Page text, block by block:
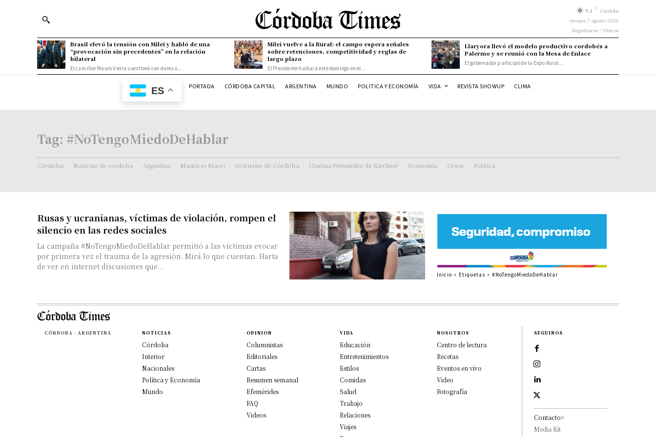
9.1 C Córdoba
viernes 7 agosto 2026
Registrarse / Unirse
Brasil elevó la tensión con Milei y habló de una
“provocación sin precedentes” en la relación
bilateral
El canciller Mauro Vieira cuestionó con dureza...
Milei vuelve a la Rural: el campo espera señales
sobre retenciones, competitividad y reglas de
largo plazo
El Presidente hablará este domingo en el...
Llaryora llevó el modelo productivo cordobés a
Palermo y se reunió con la Mesa de Enlace
El gobernador participó de la Expo Rural...
ES PORTADA CÓRDOBA CAPITAL ARGENTINA MUNDO POLITICA Y ECONOMÍA VIDA REVISTA SHOWUP CLIMA
Tag: #NoTengoMiedoDeHablar
Córdoba Noticias de cordoba Argentina Mauricio Macri Gobierno de Córdoba Cristina Fernandez de Kirchner Economía Crisis Politica
Rusas y ucranianas, víctimas de violación, rompen el
silencio en las redes sociales
La campaña #NoTengoMiedoDeHablar permitió a las víctimas evocar
por primera vez el trauma de la agresión. Mirá lo que cuentan. Harta
de ver en internet discusiones que...
Inicio Etiquetas #NoTengoMiedoDeHablar
CÓRDOBA - ARGENTINA NOTICIAS
Córdoba
Interior
Nacionales
Política y Economía
Mundo
OPINION
Columnistas
Editoriales
Cartas
Resumen semanal
Efemérides
FAQ
Videos
VIDA
Educación
Entretenimientos
Estilos
Comidas
Salud
Trabajo
Relaciones
Viajes
NOSOTROS
Centro de lectura
Recetas
Eventos en vivo
Video
Fotografía
SEGUINOS
Contacto>
Media Kit